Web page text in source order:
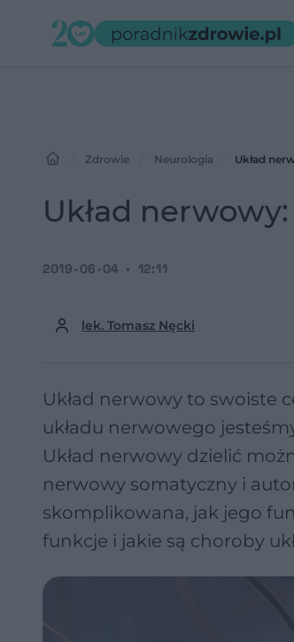
Zdrowie Neurologia Układ
Układ
lek. Tomasz Nęcki
2019-06-04 12:11
Układ nerwowy to swoiste
układu nerwowego
Układ nerwowy dzielić
nerwowy somatyczny i
skomplikowana, jak jego
funkcje i jakie są choroby